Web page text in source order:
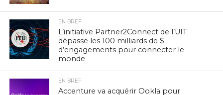
EN BREF
L’initiative Partner2Connect de l’UIT
dépasse les 100 milliards de $
d’engagements pour connecter le
monde
EN BREF
Accenture va acquérir Ookla pour